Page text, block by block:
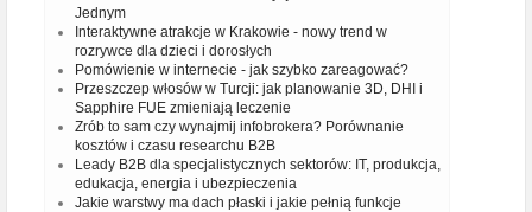
Jednym
Interaktywne atrakcje w Krakowie - nowy trend w
rozrywce dla dzieci i dorosłych
Pomówienie w internecie - jak szybko zareagować?
Przeszczep włosów w Turcji: jak planowanie 3D, DHI i
Sapphire FUE zmieniają leczenie
Zrób to sam czy wynajmij infobrokera? Porównanie
kosztów i czasu researchu B2B
Leady B2B dla specjalistycznych sektorów: IT, produkcja,
edukacja, energia i ubezpieczenia
Jakie warstwy ma dach płaski i jakie pełnią funkcje